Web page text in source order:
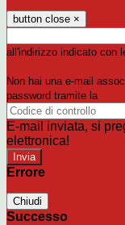
button close ×
all'indirizzo indicato con
Non hai una e-mail
password tramite la
E-mail inviata, si
elettronica!
Errore
Chiudi
Successo